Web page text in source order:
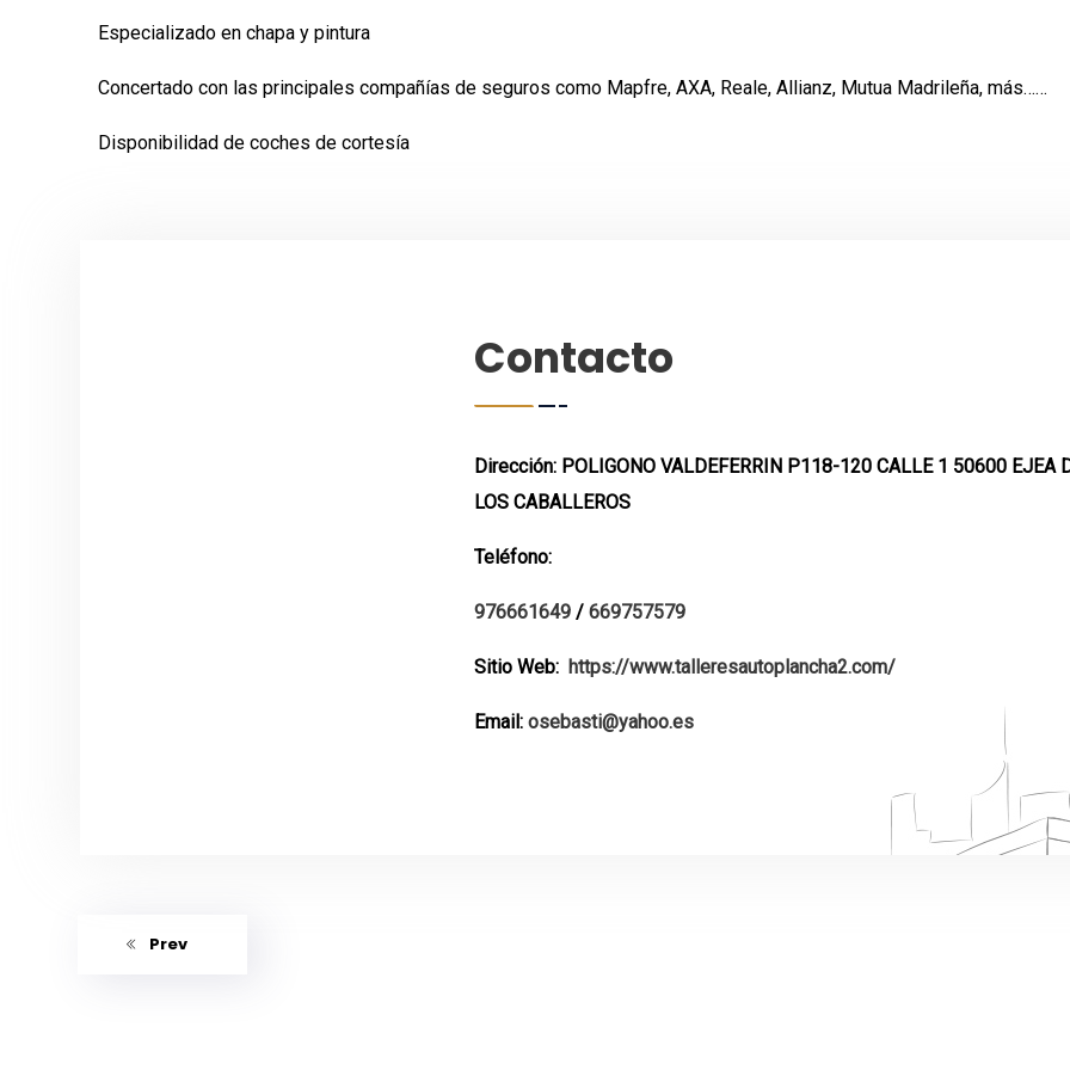
Especializado en chapa y pintura
Concertado con las principales compañías de seguros como Mapfre, AXA, Reale, Allianz, Mutua Madrileña, más……
Disponibilidad de coches de cortesía
Contacto
Dirección: POLIGONO VALDEFERRIN P118-120 CALLE 1 50600 EJEA
LOS CABALLEROS
Teléfono:
976661649 / 669757579
Sitio Web: https://www.talleresautoplancha2.com/
Email: osebasti@yahoo.es
Prev